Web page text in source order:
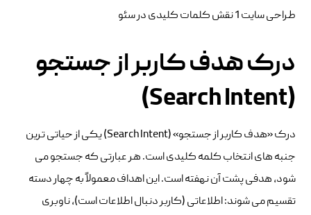
طراحی سایت 1 نقش کلمات کلیدی در سئو
درک هدف کاربر از جستجو
(Search Intent)
درک «هدف کاربر از جستجو» (Search Intent) یکی از حیاتی ترین
جنبه های انتخاب کلمه کلیدی است. هر عبارتی که جستجو می
شود، هدفی پشت آن نهفته است. این اهداف معمولاً به چهار دسته
تقسیم می شوند: اطلاعاتی (کاربر دنبال اطلاعات است)، ناوبری